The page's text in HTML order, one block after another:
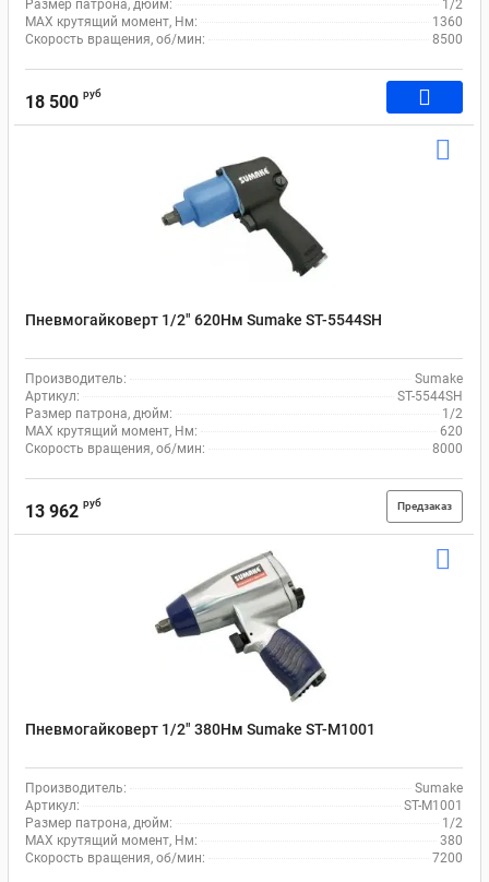
Размер патрона, дюйм:
1/2
MAX крутящий момент, Нм:
1360
Скорость вращения, об/мин:
8500
18 500 руб
Пневмогайковерт 1/2" 620Нм Sumake ST-5544SH
Производитель:
Sumake
Артикул:
ST-5544SH
Размер патрона, дюйм:
1/2
MAX крутящий момент, Нм:
620
Скорость вращения, об/мин:
8000
13 962 руб Предзаказ
Пневмогайковерт 1/2" 380Нм Sumake ST-M1001
Производитель:
Sumake
Артикул:
ST-M1001
Размер патрона, дюйм:
1/2
MAX крутящий момент, Нм:
380
Скорость вращения, об/мин:
7200